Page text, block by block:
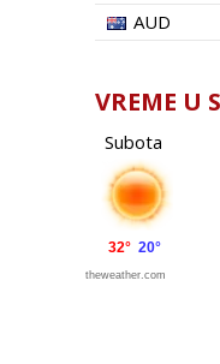
AUD
VREME U
Subota